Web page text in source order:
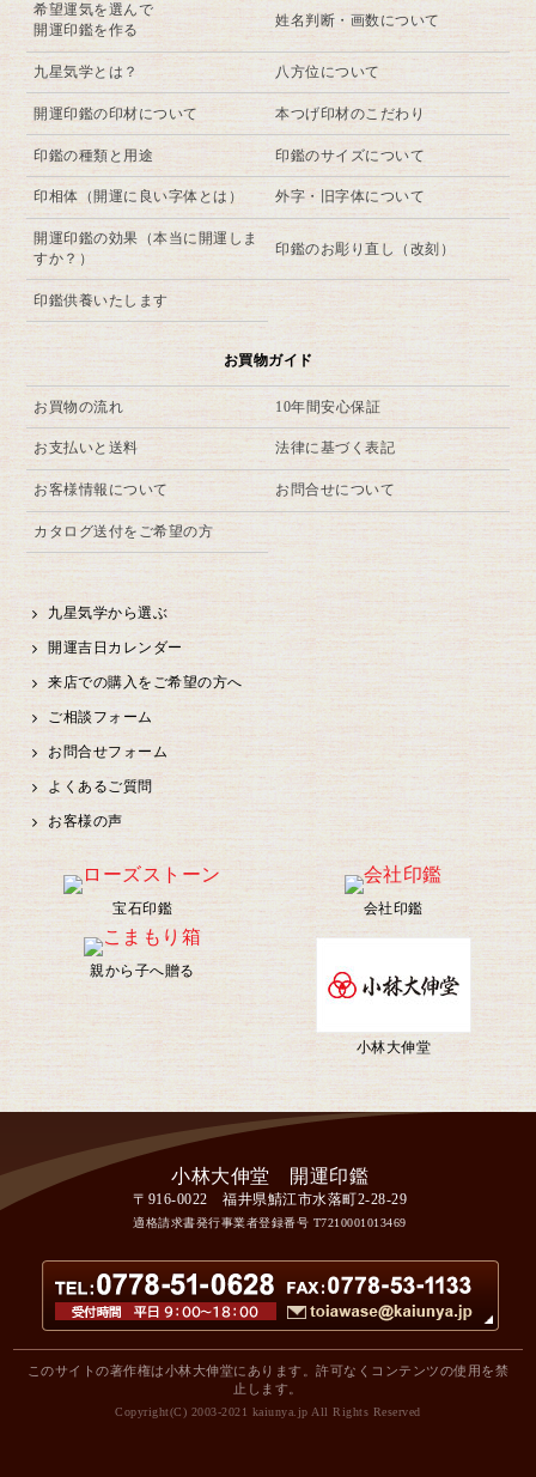
希望運気を選んで
開運印鑑を作る
姓名判断・画数について
九星気学とは？ 八方位について
開運印鑑の印材について 本つげ印材のこだわり
印鑑の種類と用途 印鑑のサイズについて
印相体（開運に良い字体とは） 外字・旧字体について
開運印鑑の効果（本当に開運しま
すか？）
印鑑のお彫り直し（改刻）
印鑑供養いたします
お買物ガイド
お買物の流れ 10年間安心保証
お支払いと送料 法律に基づく表記
お客様情報について お問合せについて
カタログ送付をご希望の方
九星気学から選ぶ
開運吉日カレンダー
来店での購入をご希望の方へ
ご相談フォーム
お問合せフォーム
よくあるご質問
お客様の声
宝石印鑑 会社印鑑
親から子へ贈る
小林大伸堂
〒916-0022 福井県鯖江市水落町2-28-29
適格請求書発行事業者登録番号 T7210001013469
このサイトの著作権は小林大伸堂にあります。許可なくコンテンツの使用を禁
止します。
Copyright(C) 2003-2021 kaiunya.jp All Rights Reserved